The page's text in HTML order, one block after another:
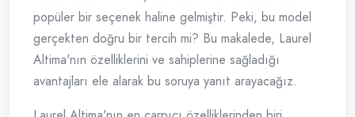
popüler bir seçenek haline gelmiştir. Peki, bu model
gerçekten doğru bir tercih mi? Bu makalede, Laurel
Altima'nın özelliklerini ve sahiplerine sağladığı
avantajları ele alarak bu soruya yanıt arayacağız.